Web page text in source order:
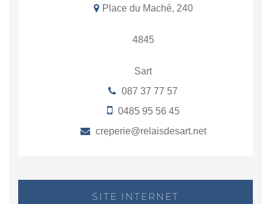
Place du Maché, 240
4845
Sart
087 37 77 57
0485 95 56 45
creperie@relaisdesart.net
SITE INTERNET